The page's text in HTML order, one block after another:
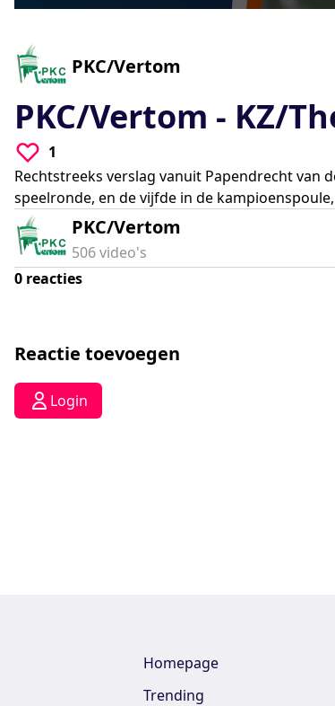
0
seconds Volume
90%
PKC/Vertom
-
PKC/Vertom - KZ/
1
Rechtstreeks verslag vanuit Papendrecht van
speelronde, en de vijfde in de
PKC/Vertom
506video's
0 reacties
Reactie toevoegen
Login
Homepage
Trending